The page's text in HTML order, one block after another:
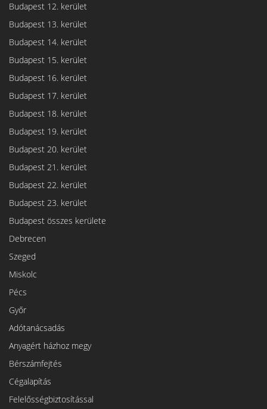
Budapest 12. kerület
Budapest 13. kerület
Budapest 14. kerület
Budapest 15. kerület
Budapest 16. kerület
Budapest 17. kerület
Budapest 18. kerület
Budapest 19. kerület
Budapest 20. kerület
Budapest 21. kerület
Budapest 22. kerület
Budapest 23. kerület
Budapest összes kerülete
Debrecen
Szeged
Miskolc
Pécs
Győr
Adótanácsadás
Anyagért házhoz megy
Bérszámfejtés
Cégalapítás
Felelősségbiztosítással